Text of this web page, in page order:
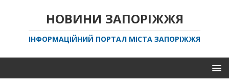
НОВИНИ ЗАПОРІЖЖЯ
ІНФОРМАЦІЙНИЙ ПОРТАЛ МІСТА ЗАПОРІЖЖЯ